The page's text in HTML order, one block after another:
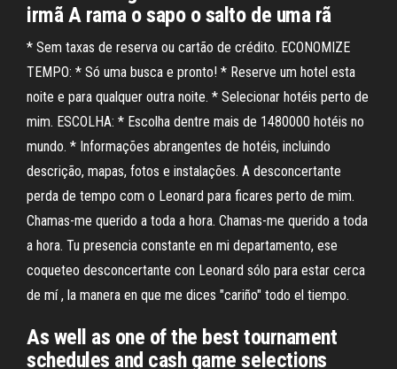
irmã A rama o sapo o salto de uma rã
* Sem taxas de reserva ou cartão de crédito. ECONOMIZE
TEMPO: * Só uma busca e pronto! * Reserve um hotel esta
noite e para qualquer outra noite. * Selecionar hotéis perto de
mim. ESCOLHA: * Escolha dentre mais de 1480000 hotéis no
mundo. * Informações abrangentes de hotéis, incluindo
descrição, mapas, fotos e instalações. A desconcertante
perda de tempo com o Leonard para ficares perto de mim.
Chamas-me querido a toda a hora. Chamas-me querido a toda
a hora. Tu presencia constante en mi departamento, ese
coqueteo desconcertante con Leonard sólo para estar cerca
de mí , la manera en que me dices "cariño" todo el tiempo.
As well as one of the best tournament
schedules and cash game selections